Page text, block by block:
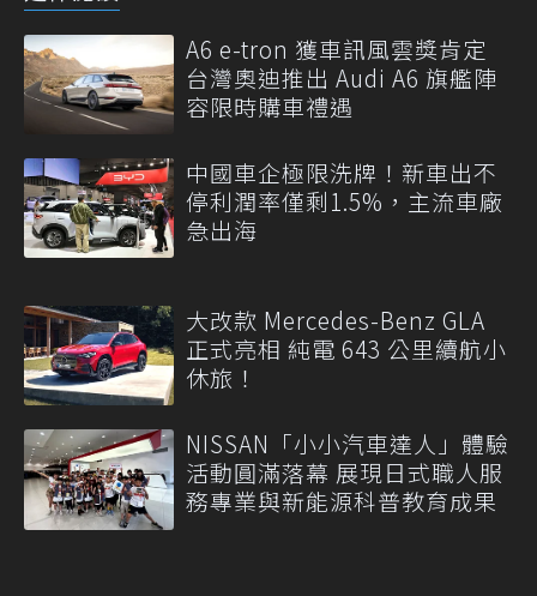
A6 e-tron 獲車訊風雲獎肯定
台灣奧迪推出 Audi A6 旗艦陣
容限時購車禮遇
中國車企極限洗牌！新車出不
停利潤率僅剩1.5%，主流車廠
急出海
大改款 Mercedes-Benz GLA
正式亮相 純電 643 公里續航小
休旅！
NISSAN「小小汽車達人」體驗
活動圓滿落幕 展現日式職人服
務專業與新能源科普教育成果